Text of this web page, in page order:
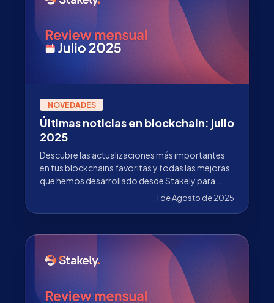
NOVEDADES
Últimas noticias en blockchain: julio
2025
Descubre las actualizaciones más importantes
en tus blockchains favoritas y todas las mejoras
que hemos desarrollado desde Stakely para
seguir fortaleciendo el ecosistema.1 de Agosto de 2025